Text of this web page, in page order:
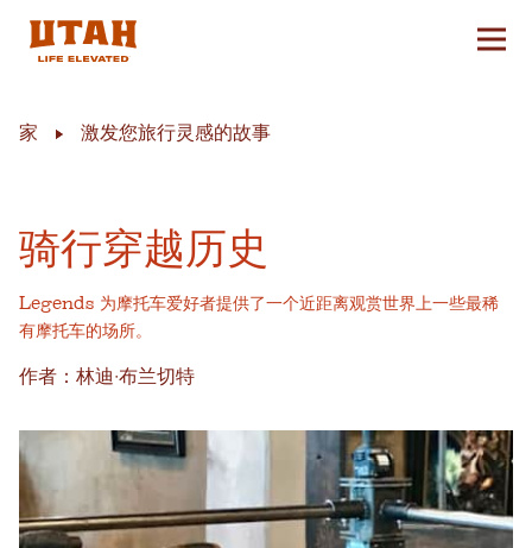
切换
家 激发您旅行灵感的故事
骑行穿越历史
Legends 为摩托车爱好者提供了一个近距离观赏世界上一些最稀
有摩托车的场所。
作者：林迪·布兰切特